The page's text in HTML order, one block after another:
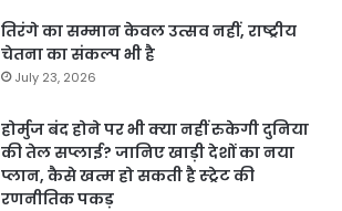
तिरंगे का सम्मान केवल उत्सव नहीं, राष्ट्रीय
चेतना का संकल्प भी है
July 23, 2026
होर्मुज बंद होने पर भी क्या नहीं रुकेगी दुनिया
की तेल सप्लाई? जानिए खाड़ी देशों का नया
प्लान, कैसे खत्म हो सकती है स्ट्रेट की
रणनीतिक पकड़